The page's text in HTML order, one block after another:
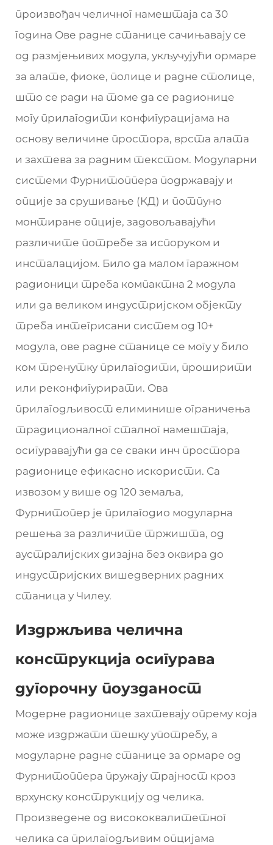
произвођач челичног намештаја са 30
година Ове радне станице сачињавају се
од размјењивих модула, укључујући ормаре
за алате, фиоке, полице и радне столице,
што се ради на томе да се радионице
могу прилагодити конфигурацијама на
основу величине простора, врста алата
и захтева за радним текстом. Модуларни
системи Фурнитоппера подржавају и
опције за срушивање (КД) и потпуно
монтиране опције, задовољавајући
различите потребе за испоруком и
инсталацијом. Било да малом гаражном
радионици треба компактна 2 модула
или да великом индустријском објекту
треба интегрисани систем од 10+
модула, ове радне станице се могу у било
ком тренутку прилагодити, проширити
или реконфигурирати. Ова
прилагодљивост елиминише ограничења
традиционалног сталног намештаја,
осигуравајући да се сваки инч простора
радионице ефикасно искористи. Са
извозом у више од 120 земаља,
Фурнитопер је прилагодио модуларна
решења за различите тржишта, од
аустралијских дизајна без оквира до
индустријских вишедверних радних
станица у Чилеу.
Издржљива челична
конструкција осигурава
дугорочну поузданост
Модерне радионице захтевају опрему која
може издржати тешку употребу, а
модуларне радне станице за ормаре од
Фурнитоппера пружају трајност кроз
врхунску конструкцију од челика.
Произведене од висококвалитетног
челика са прилагодљивим опцијама